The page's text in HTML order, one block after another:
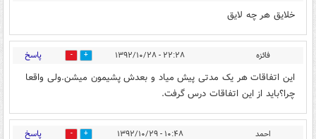
خلایق هر چه لایق
فائزه ۲۲:۲۸ - ۱۳۹۲/۱۰/۲۸ 0 پاسخ
این اتفاقات هر یک مدتی پیش میاد و بعدش پشیمون میشن.ولی واقعا
چرا؟باید از این اتفاقات درس گرفت.
احمد ۱۰:۴۸ - ۱۳۹۲/۱۰/۲۹ 0 پاسخ